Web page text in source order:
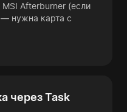
MSI Afterburner (если
нужна карта с
через Task